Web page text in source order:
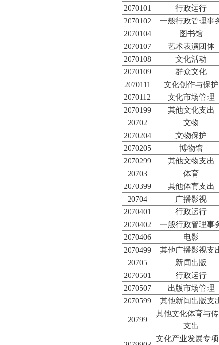
2070101
行政运行
2070102
一般行政管理事
2070104
图书馆
2070107
艺术表演团体
2070108
文化活动
2070109
群众文化
2070111
文化创作与保护
2070112
文化市场管理
2070199
其他文化支出
20702
文物
2070204
文物保护
2070205
博物馆
2070299
其他文物支出
20703
体育
2070399
其他体育支出
20704
广播影视
2070401
行政运行
2070402
一般行政管理事
2070406
电影
2070499
其他广播影视支
20705
新闻出版
2070501
行政运行
2070507
出版市场管理
2070599
其他新闻出版支
20799
其他文化体育与
支出
文化产业发展专